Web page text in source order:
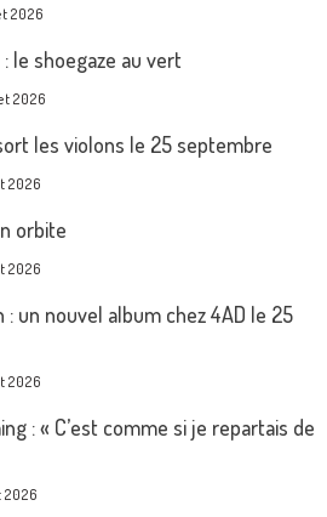
2026
: le shoegaze au vert
2026
les violons le 25 septembre
2026
orbite
2026
: un nouvel album chez 4AD le 25
2026
: « C’est comme si je repartais de
2026